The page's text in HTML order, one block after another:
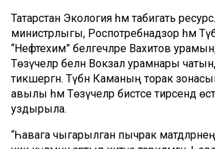
Татарстан Экология һәм табигать
министрлыгы, Роспотребнадзор һәм
“Нефтехим” белгечләре Вахитов
Төзүчеләр белән Вокзал урамнары
тикшергән. Түбән Каманың торак
авылы һәм Төзүчеләр бистәсе тирәсендә
уздырыла.
“Һавага чыгарылган пычрак матдәләрнең